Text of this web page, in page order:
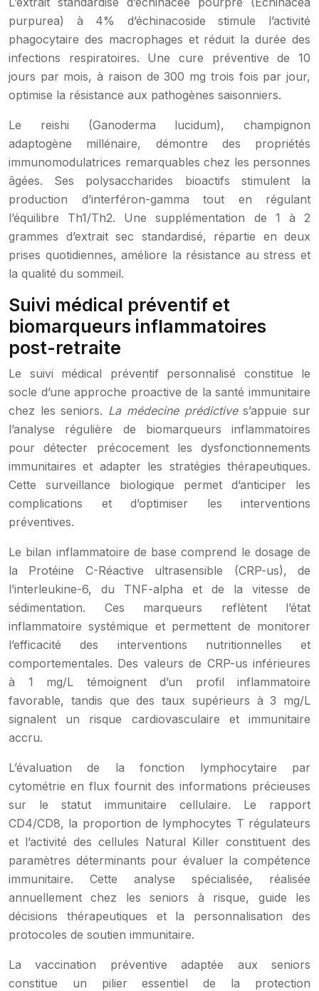
purpurea) à 4% d’échinacoside stimule l’activité
phagocytaire des macrophages et réduit la durée des
infections respiratoires. Une cure préventive de 10
jours par mois, à raison de 300 mg trois fois par jour,
optimise la résistance aux pathogènes saisonniers.
Le reishi (Ganoderma lucidum), champignon
adaptogène millénaire, démontre des propriétés
immunomodulatrices remarquables chez les personnes
âgées. Ses polysaccharides bioactifs stimulent la
production d’interféron-gamma tout en régulant
l’équilibre Th1/Th2. Une supplémentation de 1 à 2
grammes d’extrait sec standardisé, répartie en deux
prises quotidiennes, améliore la résistance au stress et
la qualité du sommeil.
Suivi médical préventif et
biomarqueurs inflammatoires
post-retraite
Le suivi médical préventif personnalisé constitue le
socle d’une approche proactive de la santé immunitaire
chez les seniors. La médecine prédictives’appuie sur
l’analyse régulière de biomarqueurs inflammatoires
pour détecter précocement les dysfonctionnements
immunitaires et adapter les stratégies thérapeutiques.
Cette surveillance biologique permet d’anticiper les
complications et d’optimiser les interventions
préventives.
Le bilan inflammatoire de base comprend le dosage de
la Protéine C-Réactive ultrasensible (CRP-us), de
l’interleukine-6, du TNF-alpha et de la vitesse de
sédimentation. Ces marqueurs reflètent l’état
inflammatoire systémique et permettent de monitorer
l’efficacité des interventions nutritionnelles et
comportementales. Des valeurs de CRP-us inférieures
à 1 mg/L témoignent d’un profil inflammatoire
favorable, tandis que des taux supérieurs à 3 mg/L
signalent un risque cardiovasculaire et immunitaire
accru.
L’évaluation de la fonction lymphocytaire par
cytométrie en flux fournit des informations précieuses
sur le statut immunitaire cellulaire. Le rapport
CD4/CD8, la proportion de lymphocytes T régulateurs
et l’activité des cellules Natural Killer constituent des
paramètres déterminants pour évaluer la compétence
immunitaire. Cette analyse spécialisée, réalisée
annuellement chez les seniors à risque, guide les
décisions thérapeutiques et la personnalisation des
protocoles de soutien immunitaire.
La vaccination préventive adaptée aux seniors
constitue un pilier essentiel de la protection